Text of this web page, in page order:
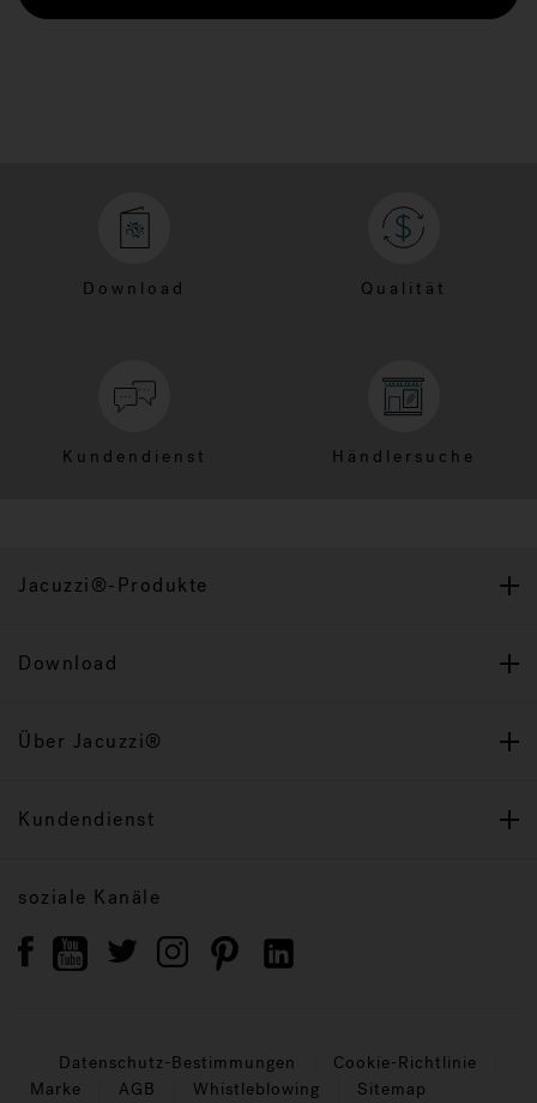
Download Qualität
Kundendienst Händlersuche
Jacuzzi®-Produkte
Download
Über Jacuzzi®
Kundendienst
soziale Kanäle
Datenschutz-Bestimmungen
Cookie-Richtlinie
Marke
AGB Whistleblowing Sitemap